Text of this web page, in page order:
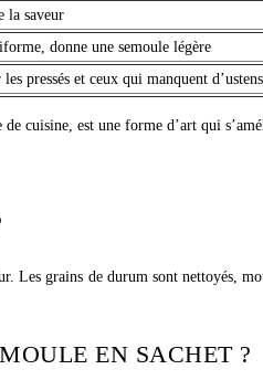
la saveur
donne une semoule légère
pressés et ceux qui manquent
cuisine, est une forme d’art qui
Les grains de durum sont nettoyés,
EN SACHET ?